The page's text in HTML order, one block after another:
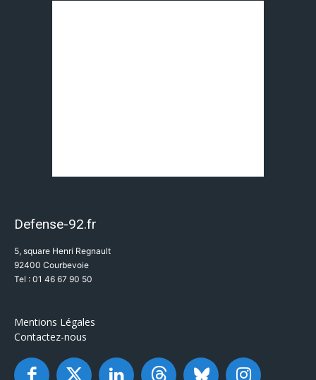
Defense-92.fr
5, square Henri Regnault
92400 Courbevoie
Tel : 01 46 67 90 50
Mentions Légales
Contactez-nous